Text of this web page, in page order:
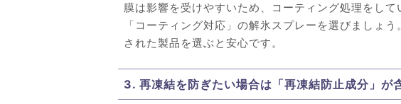
膜は影響を受けやすいため、コーティング処理をし
「コーティング対応」の解氷スプレーを選びましょ
された製品を選ぶと安心です。
3. 再凍結を防ぎたい場合は「再凍結防止成分」が